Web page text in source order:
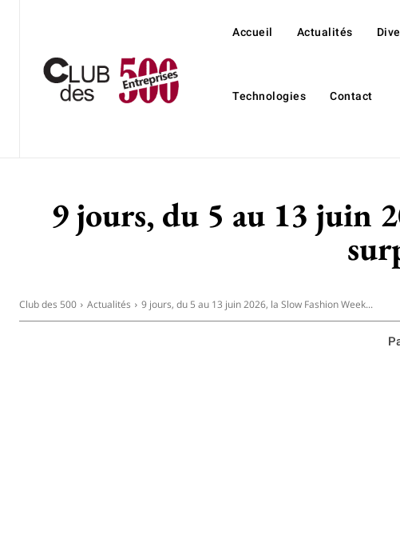
Accueil Actualités
Technologies Contact
9 jours, du 5 au 13 juin
Club des 500 Actualités 9 jours, du 5 au 13 juin 2026, la Slow Fashion Week...